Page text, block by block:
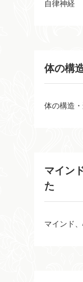
自律神経
体の構
体の構造
マイン
た
マインド